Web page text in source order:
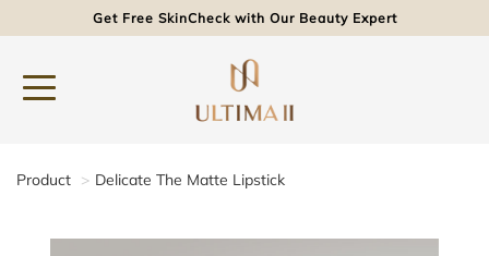
Get Free SkinCheck with Our Beauty Expert
Product Delicate The Matte Lipstick